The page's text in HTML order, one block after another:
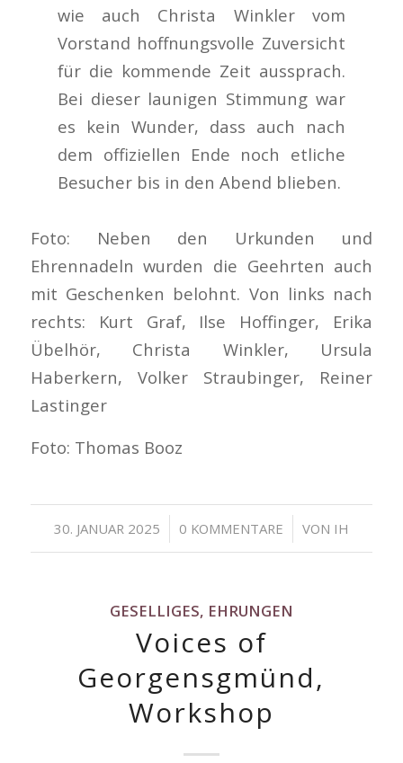
wie auch Christa Winkler vom
Vorstand hoffnungsvolle Zuversicht
für die kommende Zeit aussprach.
Bei dieser launigen Stimmung war
es kein Wunder, dass auch nach
dem offiziellen Ende noch etliche
Besucher bis in den Abend blieben.
Foto: Neben den Urkunden und
Ehrennadeln wurden die Geehrten auch
mit Geschenken belohnt. Von links nach
rechts: Kurt Graf, Ilse Hoffinger, Erika
Übelhör, Christa Winkler, Ursula
Haberkern, Volker Straubinger, Reiner
Lastinger
Foto: Thomas Booz
30. JANUAR 2025
/ 0 KOMMENTARE
/ VON IH
GESELLIGES, EHRUNGEN
Voices of
Georgensgmünd,
Workshop